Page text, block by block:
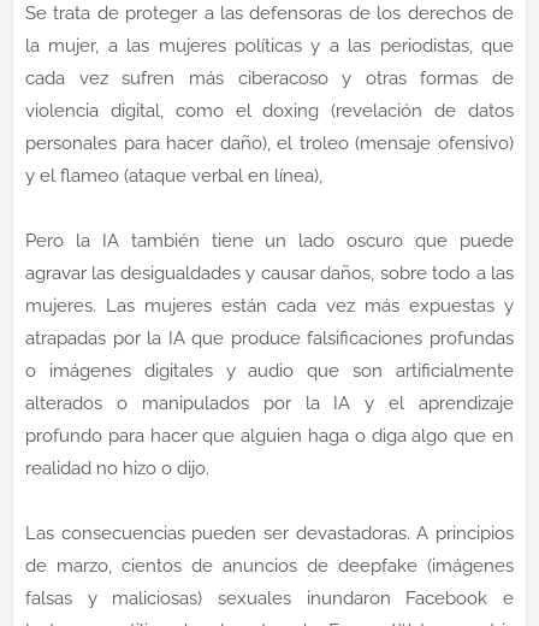
Se trata de proteger a las defensoras de los derechos de
la mujer, a las mujeres políticas y a las periodistas, que
cada vez sufren más ciberacoso y otras formas de
violencia digital, como el doxing (revelación de datos
personales para hacer daño), el troleo (mensaje ofensivo)
y el flameo (ataque verbal en línea),
Pero la IA también tiene un lado oscuro que puede
agravar las desigualdades y causar daños, sobre todo a las
mujeres. Las mujeres están cada vez más expuestas y
atrapadas por la IA que produce falsificaciones profundas
o imágenes digitales y audio que son artificialmente
alterados o manipulados por la IA y el aprendizaje
profundo para hacer que alguien haga o diga algo que en
realidad no hizo o dijo.
Las consecuencias pueden ser devastadoras. A principios
de marzo, cientos de anuncios de deepfake (imágenes
falsas y maliciosas) sexuales inundaron Facebook e